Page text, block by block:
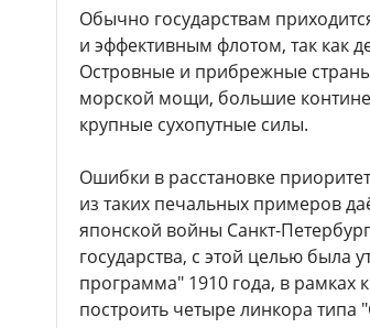
Обычно государствам
и эффективным флотом, так как
Островные и прибрежные
морской мощи, большие
крупные сухопутные силы.
Ошибки в расстановке
из таких печальных примеров
японской войны Санкт-
государства, с этой целью была
программа" 1910 года, в
построить четыре линкора типа